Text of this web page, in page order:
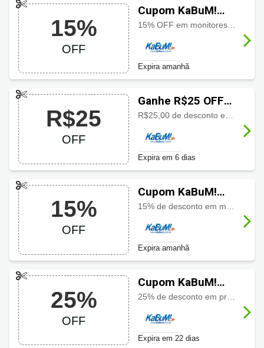
15%
OFF
Cupom KaBuM!
com 15% OFF
Expira amanhã
R$25
OFF
Ganhe R$25 OFF
usando cupom
R$25,00 de desconto em itens de decoração selecionados usando o cupom, aproveite a oferta especial por tempo limitado
Expira em 6 dias
15%
OFF
Cupom KaBuM!
com 15% OFF
Expira amanhã
25%
OFF
Cupom KaBuM!
com 25% OFF
Expira em 22 dias